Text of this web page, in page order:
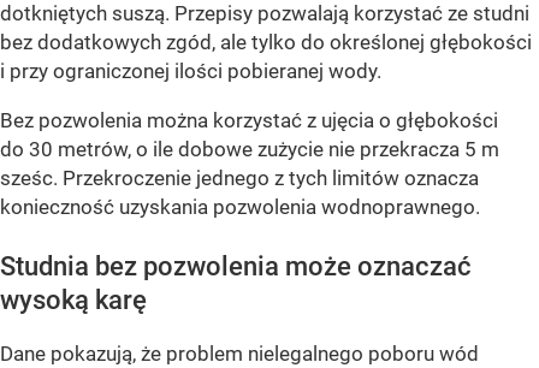
dotkniętych suszą. Przepisy pozwalają korzystać ze studni
bez dodatkowych zgód, ale tylko do określonej głębokości
i przy ograniczonej ilości pobieranej wody.
Bez pozwolenia można korzystać z ujęcia o głębokości
do 30 metrów, o ile dobowe zużycie nie przekracza 5 m
sześc. Przekroczenie jednego z tych limitów oznacza
konieczność uzyskania pozwolenia wodnoprawnego.
Studnia bez pozwolenia może oznaczać
wysoką karę
Dane pokazują, że problem nielegalnego poboru wód